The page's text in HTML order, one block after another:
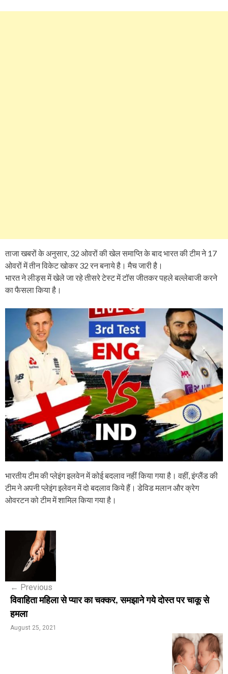
ताजा खबरों के अनुसार, 32 ओवरों की खेल समाप्ति के बाद भारत की टीम ने 17
ओवरों में तीन विकेट खोकर 32 रन बनाये है। मैच जारी है।
भारत ने लीड्स में खेले जा रहे तीसरे टेस्ट में टॉस जीतकर पहले बल्लेबाजी करने
का फैसला किया है।
भारतीय टीम की प्लेइंग इलवेन में कोई बदलाव नहीं किया गया है। वहीं, इंग्लैंड की
टीम ने अपनी प्लेइंग इलेवन में दो बदलाव किये हैं। डेविड मलान और क्रेग
ओवरटन को टीम में शामिल किया गया है।
n
a
← Previous
विवाहिता महिला से प्यार का चक्कर, समझाने गये दोस्त पर चाकू से
हमला
August 25, 2021